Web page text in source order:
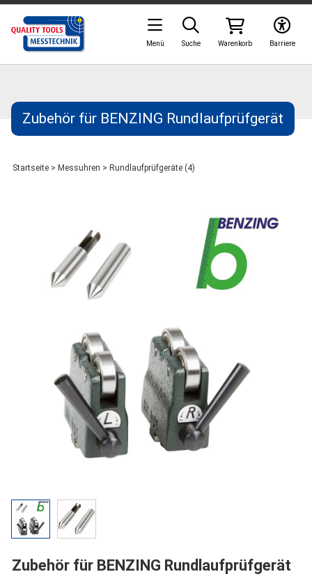
Zubehör für BENZING Rundlaufprüfgerät
Startseite > Messuhren > Rundlaufprüfgeräte (4)
Zubehör für BENZING Rundlaufprüfgerät
Barriere
Warenkorb
Suche
Menü